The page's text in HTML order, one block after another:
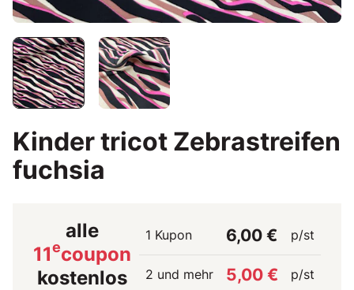
Kinder tricot Zebrastreifen
fuchsia
alle
11ecoupon
kostenlos
1 Kupon 6,00 € p/st
2 und mehr 5,00 € p/st